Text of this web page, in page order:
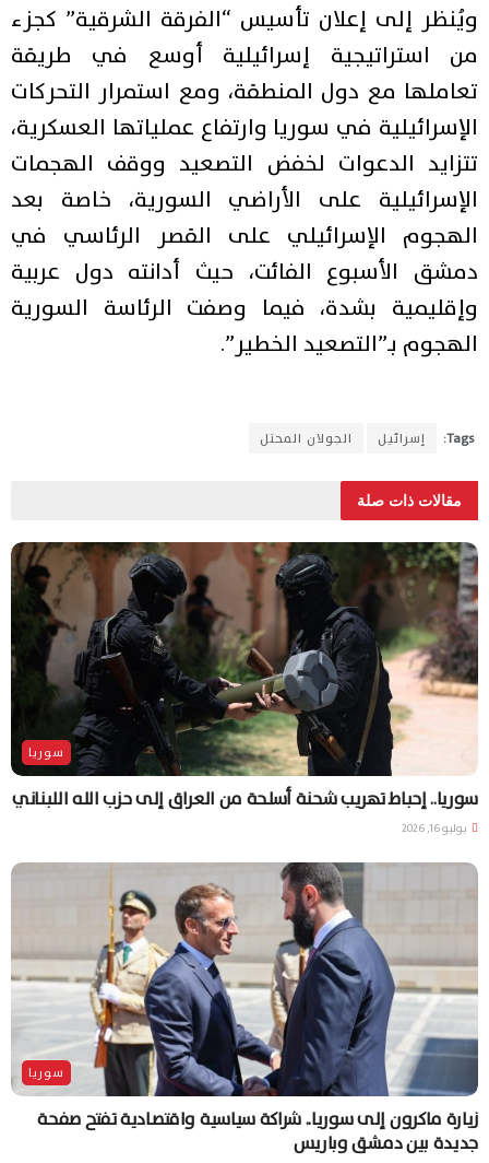
ويُنظر إلى إعلان تأسيس “الفرقة الشرقية” كجزء
من استراتيجية إسرائيلية أوسع في طريقة
تعاملها مع دول المنطقة، ومع استمرار التحركات
الإسرائيلية في سوريا وارتفاع عملياتها العسكرية،
تتزايد الدعوات لخفض التصعيد ووقف الهجمات
الإسرائيلية على الأراضي السورية، خاصة بعد
الهجوم الإسرائيلي على القصر الرئاسي في
دمشق الأسبوع الفائت، حيث أدانته دول عربية
وإقليمية بشدة، فيما وصفت الرئاسة السورية
الهجوم بـ”التصعيد الخطير”.
Tags: إسرائيل الجولان المحتل
مقالات ذات صلة
سوريا
سوريا.. إحباط تهريب شحنة أسلحة من العراق إلى حزب الله اللبناني
يوليو 16, 2026
سوريا
زيارة ماكرون إلى سوريا.. شراكة سياسية واقتصادية تفتح صفحة
جديدة بين دمشق وباريس